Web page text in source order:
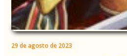
29 de agosto de 2023